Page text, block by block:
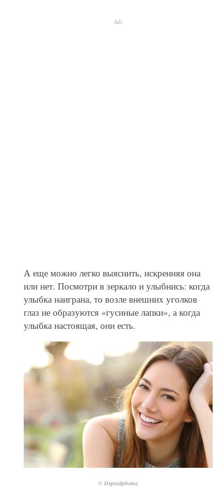
Ads
А еще можно легко выяснить, искренняя она
или нет. Посмотри в зеркало и улыбнись: когда
улыбка наиграна, то возле внешних уголков
глаз не образуются «гусиные лапки», а когда
улыбка настоящая, они есть.
© Depositphotos